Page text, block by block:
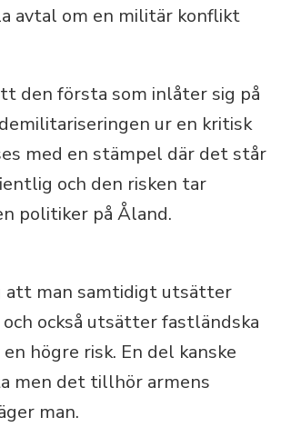
avtal om en militär konflikt
den första som inlåter sig på
ur en kritisk
med en stämpel där det står
och den risken tar
politiker på Åland.
att man samtidigt utsätter
också utsätter fastländska
högre risk. En del kanske
men det tillhör armens
man.